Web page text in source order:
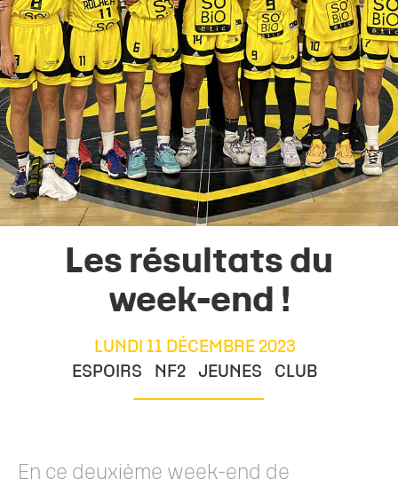
Les résultats du
week-end !
LUNDI 11 DÉCEMBRE 2023
ESPOIRS
NF2 JEUNES CLUB
En ce deuxième week-end de